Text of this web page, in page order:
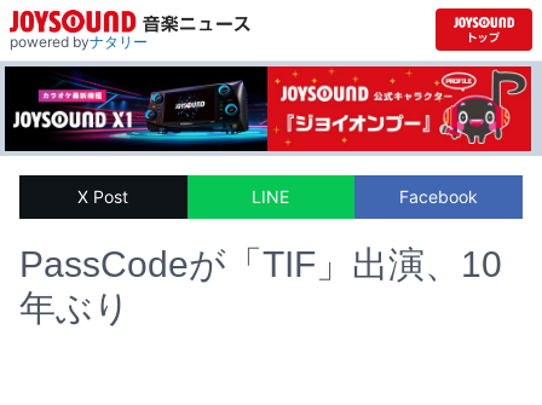
powered byナタリー
X Post LINE Facebook
PassCodeが「TIF」出演、10
年ぶり